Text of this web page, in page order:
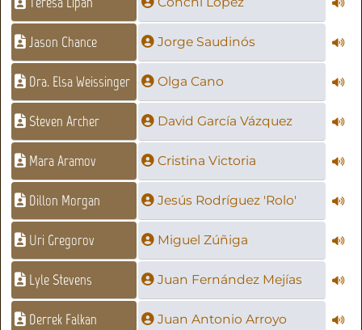
Jason Chance Jorge Saudinós
Dra. Elsa Weissinger Olga Cano
Steven Archer David García Vázquez
Mara Aramov Cristina Victoria
Dillon Morgan Jesús Rodríguez 'Rolo'
Uri Gregorov Miguel Zúñiga
Lyle Stevens Juan Fernández Mejías
Derrek Falkan Juan Antonio Arroyo